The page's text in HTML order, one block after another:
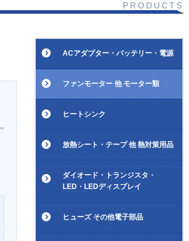
PRODUCTS
ACアダプター・バッテリー・電源
ファンモーター 他 モーター類
ヒートシンク
放熱シート・テープ 他 熱対策用品
ダイオード・トランジスタ・
LED・LEDディスプレイ
ヒューズ その他電子部品